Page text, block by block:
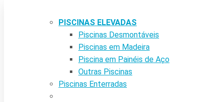
PISCINAS ELEVADAS
Piscinas Desmontáveis
Piscinas em Madeira
Piscina em Painéis de Aço
Outras Piscinas
Piscinas Enterradas